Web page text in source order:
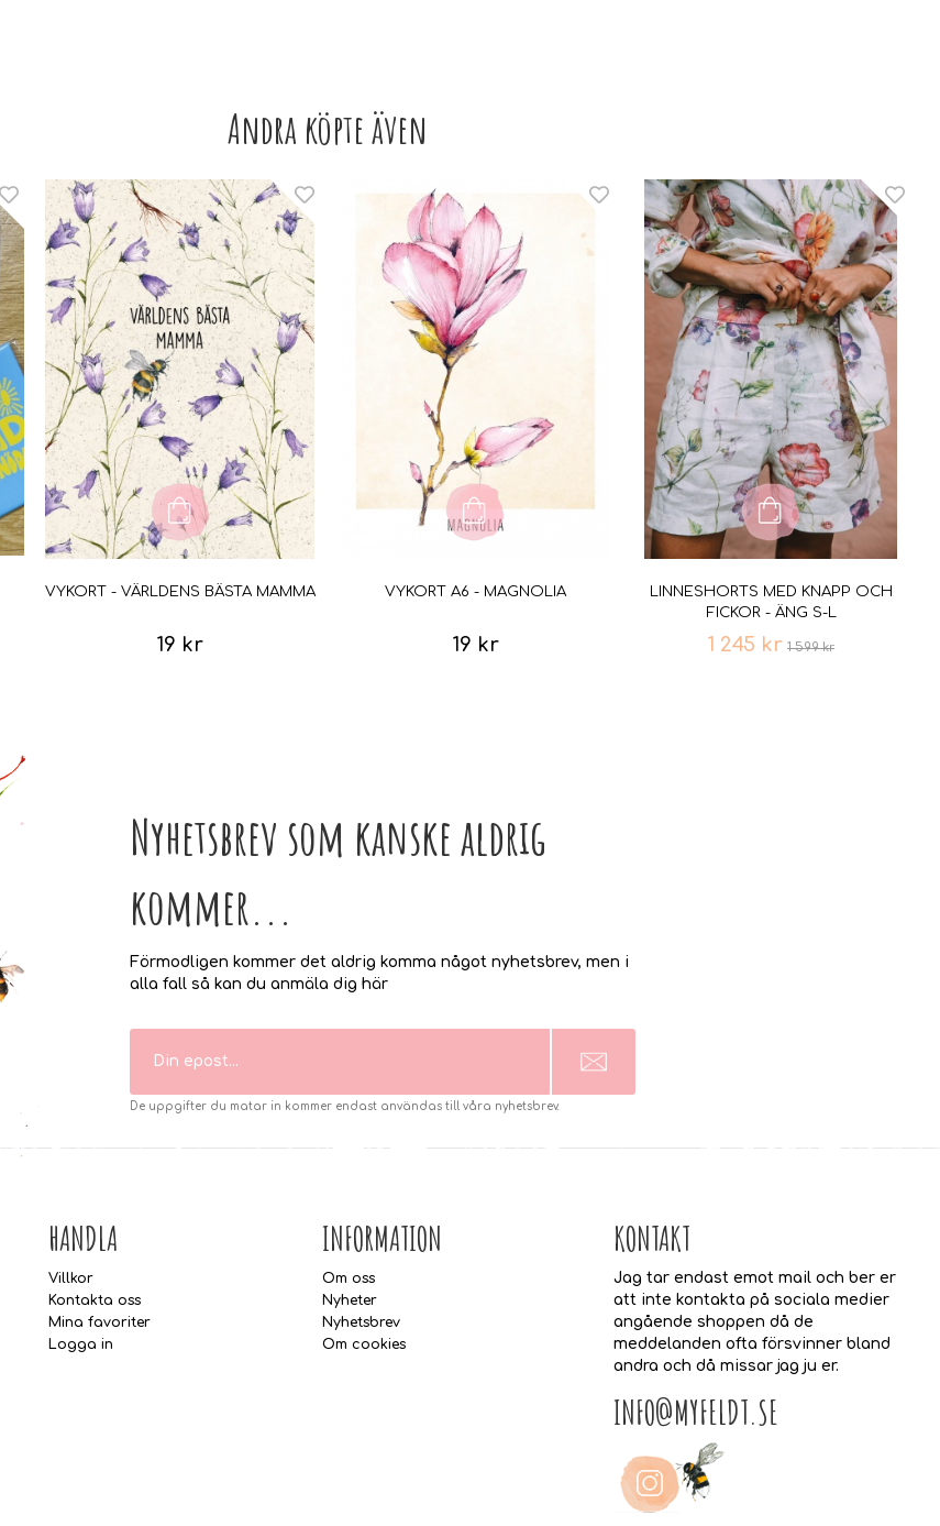
Andra köpte även
VYKORT - VÄRLDENS BÄSTA MAMMA
19 kr
VYKORT A6 - MAGNOLIA
19 kr
LINNESHORTS MED KNAPP OCH
FICKOR - ÄNG S-L
1 245 kr 1 599 kr
Nyhetsbrev som kanske aldrig
kommer...
Förmodligen kommer det aldrig komma något nyhetsbrev, men i
alla fall så kan du anmäla dig här
De uppgifter du matar in kommer endast användas till våra nyhetsbrev.
HANDLA
Villkor
Kontakta oss
Mina favoriter
Logga in
INFORMATION
Om oss
Nyheter
Nyhetsbrev
Om cookies
KONTAKT
Jag tar endast emot mail och ber er
att inte kontakta på sociala medier
angående shoppen då de
meddelanden ofta försvinner bland
andra och då missar jag ju er.
INFO@MYFELDT.SE